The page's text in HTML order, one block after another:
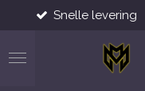
direct
naar
Snelle levering